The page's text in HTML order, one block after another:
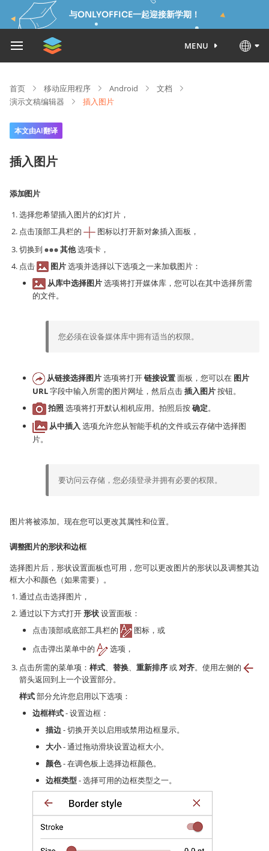
与ONLYOFFICE一起迎接新学期！
MENU
首页 移动应用程序 Android
文档
演示文稿编辑器
插入图片
本文由AI翻译
插入图片
添加图片
选择您希望插入图片的幻灯片，
点击顶部工具栏的
图标以打开新对象插入面板，
切换到
其他选项卡，
点击
图片选项并选择以下选项之一来加载图片：
从库中选择图片选项将打开媒体库，您可以在其中选择所需
的文件。
您必须在设备媒体库中拥有适当的权限。
从链接选择图片选项将打开链接设置面板，您可以在 图片
URL字段中输入所需的图片网址，然后点击插入图片按钮。
拍照 选项将打开默认相机应用。拍照后按确定。
从中插入 选项允许您从智能手机的文件或云存储中选择图
片。
要访问云存储，您必须登录并拥有必要的权限。
图片将被添加。现在您可以更改其属性和位置。
调整图片的形状和边框
选择图片后，形状设置面板也可用，您可以更改图片的形状以及调整其边
框大小和颜色（如果需要）。
通过点击选择图片，
通过以下方式打开形状设置面板：
点击顶部或底部工具栏的
图标，或
点击弹出菜单中的
选项，
点击所需的菜单项： 样式、 替换、 重新排序或对齐。使用左侧的
箭头返回到上一个设置部分。
样式部分允许您启用以下选项：
边框样式- 设置边框：
描边 - 切换开关以启用或禁用边框显示。
大小- 通过拖动滑块设置边框大小。
颜色- 在调色板上选择边框颜色。
边框类型 - 选择可用的边框类型之一。